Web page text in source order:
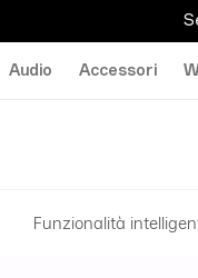
Audio Accessori
Funzionalità